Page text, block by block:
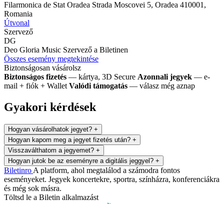
Filarmonica de Stat Oradea Strada Moscovei 5, Oradea 410001,
Romania
Útvonal
Szervező
DG
Deo Gloria Music Szervező a Biletinen
Összes esemény megtekintése
Biztonságosan vásárolsz
Biztonságos fizetés — kártya, 3D Secure Azonnali jegyek — e-
mail + fiók + Wallet Valódi támogatás — válasz még aznap
Gyakori kérdések
Hogyan vásárolhatok jegyet? +
Hogyan kapom meg a jegyet fizetés után? +
Visszaválthatom a jegyemet? +
Hogyan jutok be az eseményre a digitális jeggyel? +
Biletinro A platform, ahol megtalálod a számodra fontos
eseményeket. Jegyek koncertekre, sportra, színházra, konferenciákra
és még sok másra.
Töltsd le a Biletin alkalmazást